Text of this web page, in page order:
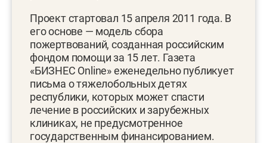
Проект стартовал 15 апреля 2011 года. В
его основе — модель сбора
пожертвований, созданная российским
фондом помощи за 15 лет. Газета
«БИЗНЕС Online» еженедельно публикует
письма о тяжелобольных детях
республики, которых может спасти
лечение в российских и зарубежных
клиниках, не предусмотренное
государственным финансированием.